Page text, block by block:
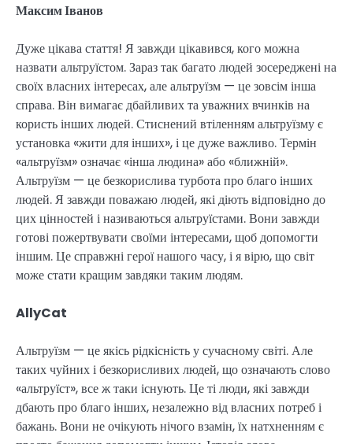
Максим Іванов
Дуже цікава стаття! Я завжди цікавився, кого можна
назвати альтруїстом. Зараз так багато людей зосереджені на
своїх власних інтересах, але альтруїзм — це зовсім інша
справа. Він вимагає дбайливих та уважних вчинків на
користь інших людей. Стиснений втіленням альтруїзму є
установка «жити для інших», і це дуже важливо. Термін
«альтруїзм» означає «інша людина» або «ближній».
Альтруїзм — це безкорислива турбота про благо інших
людей. Я завжди поважаю людей, які діють відповідно до
цих цінностей і називаються альтруїстами. Вони завжди
готові пожертвувати своїми інтересами, щоб допомогти
іншим. Це справжні герої нашого часу, і я вірю, що світ
може стати кращим завдяки таким людям.
AllyCat
Альтруїзм — це якісь рідкісність у сучасному світі. Але
таких чуйних і безкорисливих людей, що означають слово
«альтруїст», все ж таки існують. Це ті люди, які завжди
дбають про благо інших, незалежно від власних потреб і
бажань. Вони не очікують нічого взамін, їх натхненням є